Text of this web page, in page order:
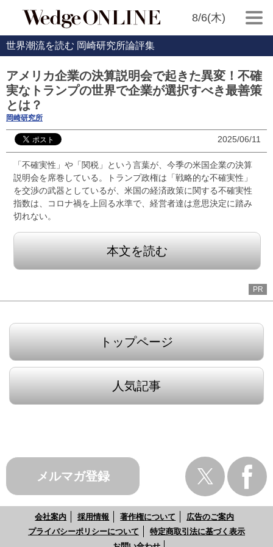
8/6(木)
世界潮流を読む 岡崎研究所論評集
アメリカ企業の決算説明会で起きた異変！不確
実なトランプの世界で企業が選択すべき最善策
とは？
岡崎研究所
2025/06/11
「不確実性」や「関税」という言葉が、今季の米国企業の決算
説明会を席巻している。トランプ政権は「戦略的な不確実性」
を交渉の武器としているが、米国の経済政策に関する不確実性
指数は、コロナ禍を上回る水準で、経営者達は意思決定に踏み
切れない。
本文を読む
PR
トップページ
人気記事
メルマガ登録
会社案内 採用情報 著作権について
広告のご案内
プライバシーポリシーについて
特定商取引法に基づく表示